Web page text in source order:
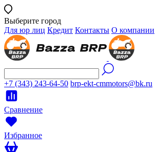
Выберите город
Для юр лиц Кредит Контакты О компании
+7 (343) 243-64-50 brp-ekt-cmmotors@bk.ru
Сравнение
Избранное